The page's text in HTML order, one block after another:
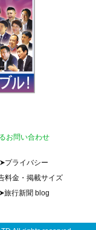
お問い合わせ
プライバシー
料金・掲載サイズ
旅行新聞 blog